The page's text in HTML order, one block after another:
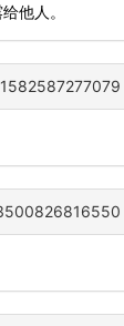
他人。